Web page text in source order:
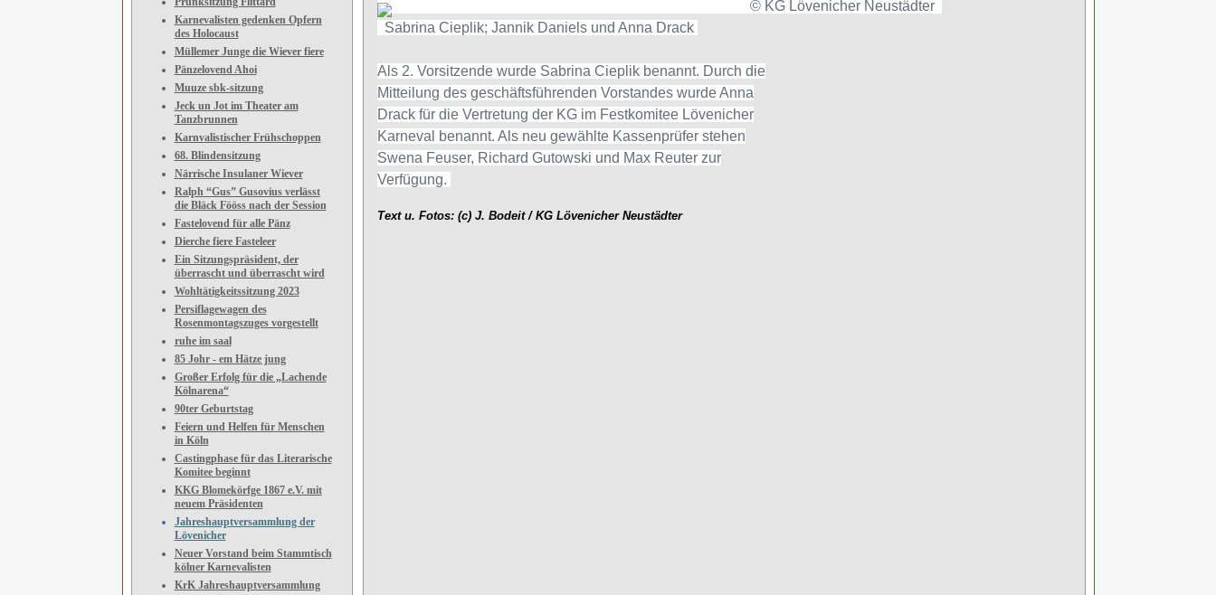
Karnevalisten gedenken Opfern
des Holocaust
Müllemer Junge die Wiever fiere
Pänzelovend Ahoi
Muuze sbk-sitzung
Jeck un Jot im Theater am
Tanzbrunnen
Karnvalistischer Frühschoppen
68. Blindensitzung
Närrische Insulaner Wiever
Ralph “Gus” Gusovius verlässt
die Bläck Fööss nach der Session
Fastelovend für alle Pänz
Dierche fiere Fasteleer
Ein Sitzungspräsident, der
überrascht und überrascht wird
Wohltätigkeitssitzung 2023
Persiflagewagen des
Rosenmontagszuges vorgestellt
ruhe im saal
85 Johr - em Hätze jung
Großer Erfolg für die „Lachende
Kölnarena“
90ter Geburtstag
Feiern und Helfen für Menschen
in Köln
Castingphase für das Literarische
Komitee beginnt
KKG Blomekörfge 1867 e.V. mit
neuem Präsidenten
Jahreshauptversammlung der
Lövenicher
Neuer Vorstand beim Stammtisch
kölner Karnevalisten
KrK Jahreshauptversammlung
© KG Lövenicher Neustädter
Sabrina Cieplik; Jannik Daniels und Anna Drack
Als 2. Vorsitzende wurde Sabrina Cieplik benannt. Durch die
Mitteilung des geschäftsführenden Vorstandes wurde Anna
Drack für die Vertretung der KG im Festkomitee Lövenicher
Karneval benannt. Als neu gewählte Kassenprüfer stehen
Swena Feuser, Richard Gutowski und Max Reuter zur
Verfügung.
Text u. Fotos: (c) J. Bodeit / KG Lövenicher Neustädter